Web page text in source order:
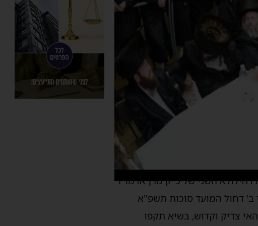
דהילולא השני של כ"ק מרן אדמו"ר
ב' דחול המועד סוכות תשפ"א
צדיק וקדוש, בשיא תקפו